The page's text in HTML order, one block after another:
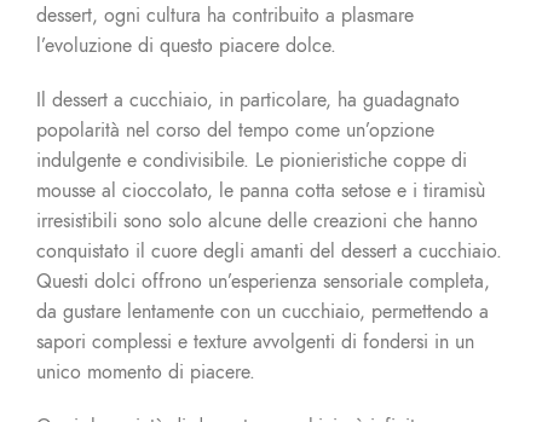
dessert, ogni cultura ha contribuito a plasmare
l’evoluzione di questo piacere dolce.
Il dessert a cucchiaio, in particolare, ha guadagnato
popolarità nel corso del tempo come un’opzione
indulgente e condivisibile. Le pionieristiche coppe di
mousse al cioccolato, le panna cotta setose e i tiramisù
irresistibili sono solo alcune delle creazioni che hanno
conquistato il cuore degli amanti del dessert a cucchiaio.
Questi dolci offrono un’esperienza sensoriale completa,
da gustare lentamente con un cucchiaio, permettendo a
sapori complessi e texture avvolgenti di fondersi in un
unico momento di piacere.